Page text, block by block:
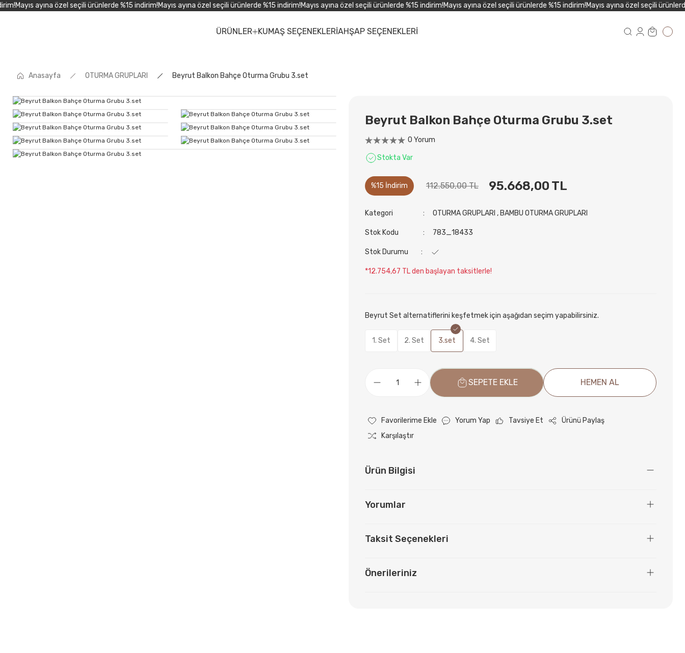
Mayıs ayına özel seçili ürünlerde %15 indirim!Mayıs ayına özel seçili ürünlerde %15 indirim!Mayıs ayına özel seçili ürünlerde %15 indirim!Mayıs ayına özel seçili ürünlerde %15 indirim!Mayıs ayına özel seçili ürünlerde
ÜRÜNLER KUMAŞ SEÇENEKLERİAHŞAP SEÇENEKLERİ
Anasayfa OTURMA GRUPLARI Beyrut Balkon Bahçe Oturma Grubu 3.set
Beyrut Balkon Bahçe Oturma Grubu 3.set
0 Yorum
Stokta Var
%15 İndirim 112.550,00 TL 95.668,00 TL
Kategori OTURMA GRUPLARI , BAMBU OTURMA GRUPLARI
Stok Kodu 783_18433
Stok Durumu
*12.754,67 TL den başlayan taksitlerle!
Beyrut Set alternatiflerini keşfetmek için aşağıdan seçim yapabilirsiniz.
1. Set 2. Set 3.set 4. Set
SEPETE EKLE HEMEN AL
Yorum Yap Tavsiye Et
Ürünü Paylaş
Karşılaştır
Ürün Bilgisi
Yorumlar
Taksit Seçenekleri
Önerileriniz